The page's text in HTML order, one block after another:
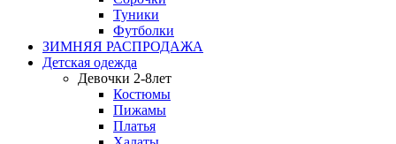
Туники
Футболки
ЗИМНЯЯ РАСПРОДАЖА
Детская одежда
Девочки 2-8лет
Костюмы
Пижамы
Платья